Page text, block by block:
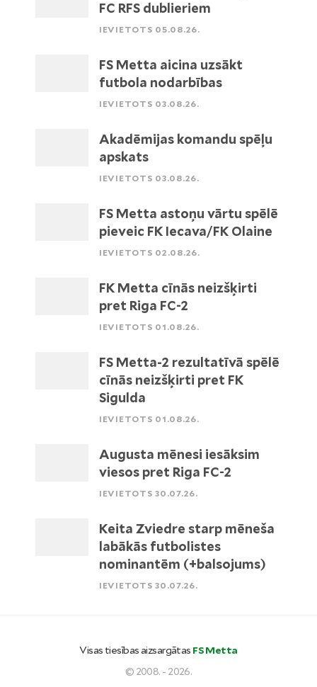
FC RFS dublieriem
IEVIETOTS 05.08.26.
FS Metta aicina uzsākt
futbola nodarbības
IEVIETOTS 03.08.26.
Akadēmijas komandu spēļu
apskats
IEVIETOTS 03.08.26.
FS Metta astoņu vārtu spēlē
pieveic FK Iecava/FK Olaine
IEVIETOTS 02.08.26.
FK Metta cīnās neizšķirti
pret Riga FC-2
IEVIETOTS 01.08.26.
FS Metta-2 rezultatīvā spēlē
cīnās neizšķirti pret FK
Sigulda
IEVIETOTS 01.08.26.
Augusta mēnesi iesāksim
viesos pret Riga FC-2
IEVIETOTS 30.07.26.
Keita Zviedre starp mēneša
labākās futbolistes
nominantēm (+balsojums)
IEVIETOTS 30.07.26.
Visas tiesības aizsargātas FS Metta
© 2008. - 2026.